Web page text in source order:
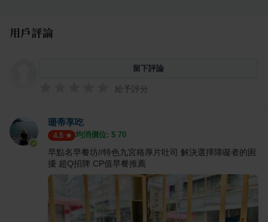
用戶評論
留下評論
給予評分
珊蒂享吃
4.5 均消價位: $ 70
早點名早餐坊//特色九宮格厚片吐司 解決選擇障礙者的困
擾 超Q招牌 CP值早餐推薦